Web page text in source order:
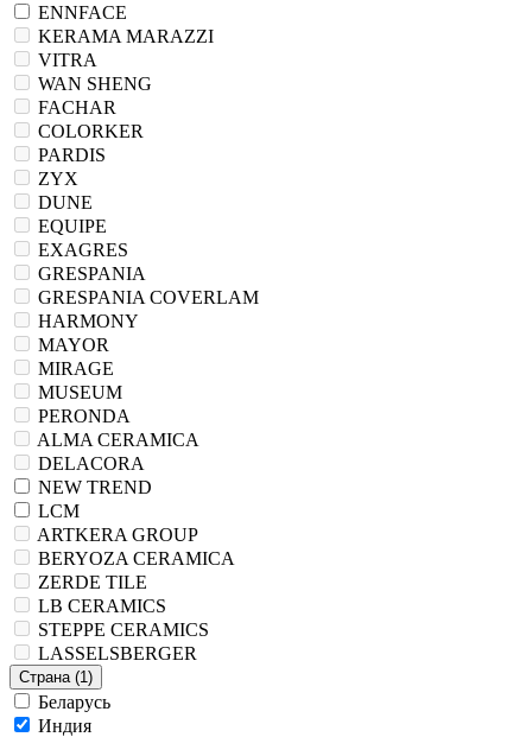
ENNFACE
KERAMA MARAZZI
VITRA
WAN SHENG
FACHAR
COLORKER
PARDIS
ZYX
DUNE
EQUIPE
EXAGRES
GRESPANIA
GRESPANIA COVERLAM
HARMONY
MAYOR
MIRAGE
MUSEUM
PERONDA
ALMA CERAMICA
DELACORA
NEW TREND
LCM
ARTKERA GROUP
BERYOZA CERAMICA
ZERDE TILE
LB CERAMICS
STEPPE CERAMICS
LASSELSBERGER
Страна (1)
Беларусь
Индия